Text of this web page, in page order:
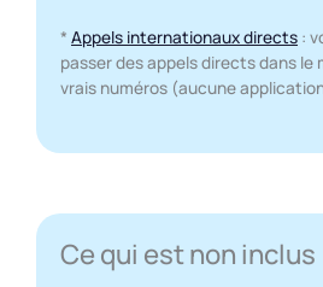
* Appels internationaux directs :
passer des appels directs dans le
vrais numéros (aucune
Ce qui est non inclus